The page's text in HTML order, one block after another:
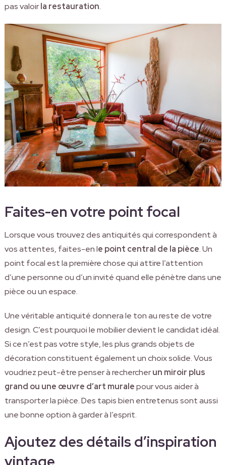
pas valoirla restauration.
Faites-en votre point focal
Lorsque vous trouvez des antiquités qui correspondent à
vos attentes, faites-en le point central de la pièce. Un
point focal est la première chose qui attire l’attention
d’une personne ou d’un invité quand elle pénètre dans une
pièce ou un espace.
Une véritable antiquité donnera le ton au reste de votre
design. C’est pourquoi le mobilier devient le candidat idéal.
Si ce n’est pas votre style, les plus grands objets de
décoration constituent également un choix solide. Vous
voudriez peut-être penser à rechercherun miroir plus
grand ou une œuvre d’art muralepour vous aider à
transporter la pièce. Des tapis bien entretenus sont aussi
une bonne option à garder à l’esprit.
Ajoutez des détails d’inspiration